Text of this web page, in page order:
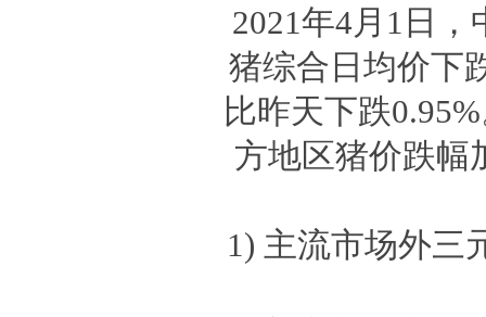
2021年4月1日
猪综合日均价下
比昨天下跌
方地区猪价跌幅
1) 主流市场外三